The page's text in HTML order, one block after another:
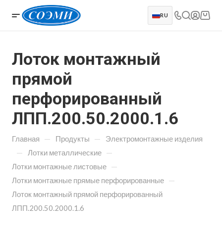
RU
Лоток монтажный
прямой
перфорированный
ЛПП.200.50.2000.1.6
Главная — Продукты — Электромонтажные изделия
— Лотки металлические —
Лотки монтажные листовые —
Лотки монтажные прямые перфорированные —
Лоток монтажный прямой перфорированный
ЛПП.200.50.2000.1.6